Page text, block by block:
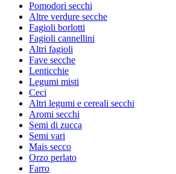
Pomodori secchi
Altre verdure secche
Fagioli borlotti
Fagioli cannellini
Altri fagioli
Fave secche
Lenticchie
Legumi misti
Ceci
Altri legumi e cereali secchi
Aromi secchi
Semi di zucca
Semi vari
Mais secco
Orzo perlato
Farro